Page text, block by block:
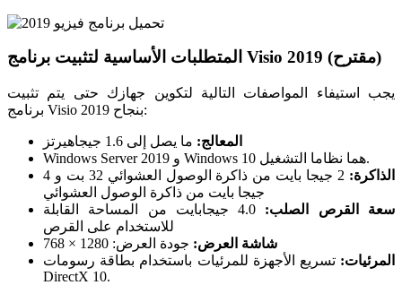
المتطلبات الأساسية لتثبيت برنامج Visio 2019 (مقترح)
يجب استيفاء المواصفات التالية لتكوين جهازك حتى يتم تثبيت
برنامج Visio 2019 بنجاح:
المعالج: ما يصل إلى 1.6 جيجاهيرتز
Windows Server 2019 و Windows 10 هما نظاما التشغيل.
الذاكرة:
2 جيجا بايت من ذاكرة الوصول العشوائي 32 بت و 4
جيجا بايت من ذاكرة الوصول العشوائي
سعة القرص الصلب:
4.0 جيجابايت من المساحة القابلة
للاستخدام على القرص
شاشة العرض: جودة العرض: 1280 × 768
المرئيات: تسريع الأجهزة للمرئيات باستخدام بطاقة رسومات
DirectX 10.